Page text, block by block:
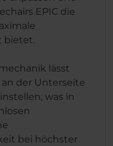
EPIC die
bietet.
lässt
der Unterseite
was in
bei höchster